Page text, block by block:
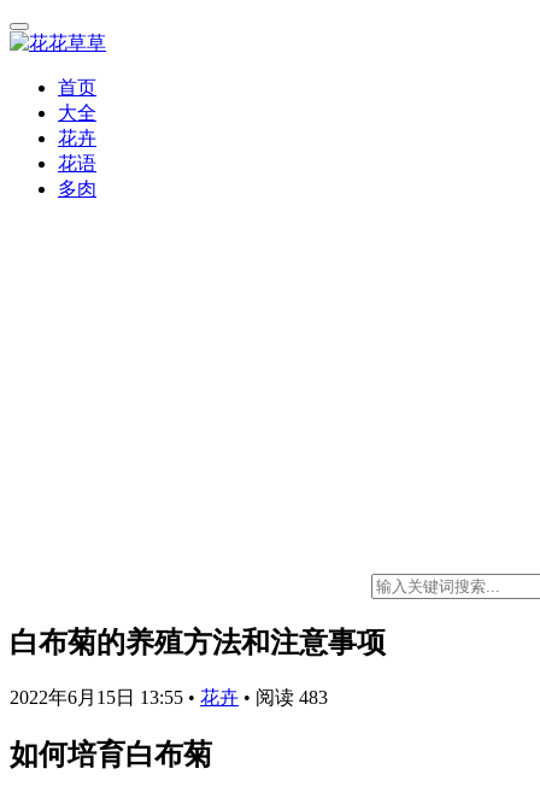
首页
大全
花卉
花语
多肉
白布菊的养殖方法和注意事项
2022年6月15日 13:55 • 花卉 • 阅读 483
如何培育白布菊